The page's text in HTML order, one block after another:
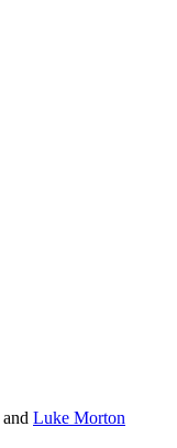
and Luke Morton